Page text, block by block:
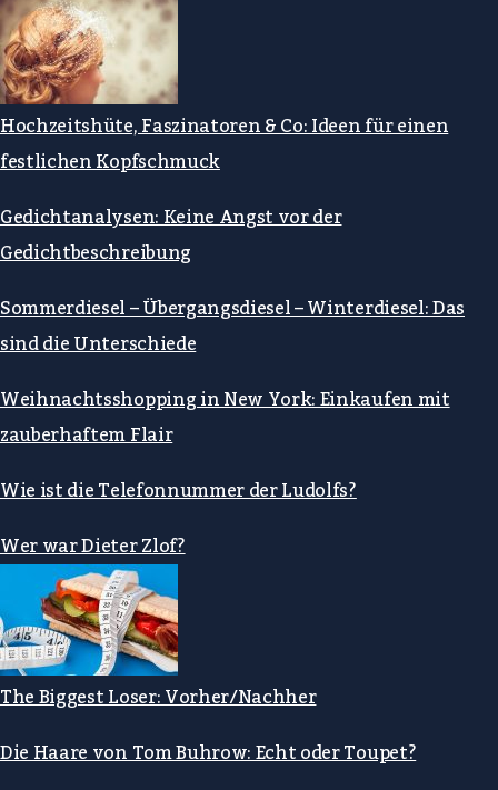
Hochzeitshüte, Faszinatoren & Co: Ideen für einen
festlichen Kopfschmuck
Gedichtanalysen: Keine Angst vor der
Gedichtbeschreibung
Sommerdiesel – Übergangsdiesel – Winterdiesel: Das
sind die Unterschiede
Weihnachtsshopping in New York: Einkaufen mit
zauberhaftem Flair
Wie ist die Telefonnummer der Ludolfs?
Wer war Dieter Zlof?
The Biggest Loser: Vorher/Nachher
Die Haare von Tom Buhrow: Echt oder Toupet?